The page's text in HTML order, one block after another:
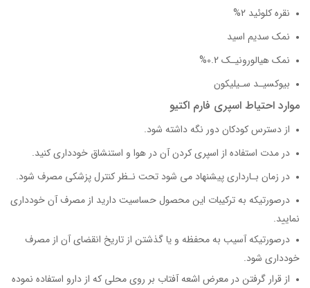
نقره کلوئید 2%
نمک سدیم اسید
نمک هیالورونیـک 0.2%
بیوکسیـد سـیلیکون
موارد احتیاط اسپری فارم اکتیو
از دسترس کودکان دور نگه داشته شود.
در مدت استفاده از اسپری کردن آن در هوا و استنشاق خودداری کنید.
در زمان بـارداری پیشنهاد می شود تحت نـظر کنترل پزشکی مصرف شود.
درصورتیکه به ترکیبات این محصول حساسیت دارید از مصرف آن خودداری
نمایید.
درصورتیکه آسیب به محفظه و یا گذشتن از تاریخ انقضای آن از مصرف
خودداری شود.
از قرار گرفتن در معرض اشعه آفتاب بر روی محلی که از دارو استفاده نموده